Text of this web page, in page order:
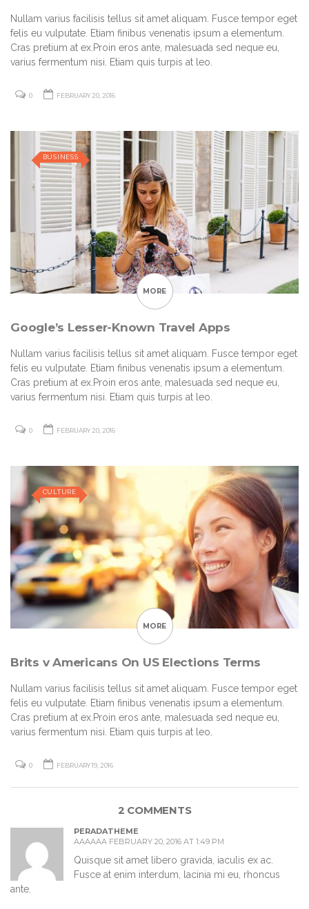
Nullam varius facilisis tellus sit amet aliquam. Fusce tempor eget
felis eu vulputate. Etiam finibus venenatis ipsum a elementum.
Cras pretium at ex.Proin eros ante, malesuada sed neque eu,
varius fermentum nisi. Etiam quis turpis at leo.
0 FEBRUARY 20, 2016
BUSINESS
MORE
Google’s Lesser-Known Travel Apps
Nullam varius facilisis tellus sit amet aliquam. Fusce tempor eget
felis eu vulputate. Etiam finibus venenatis ipsum a elementum.
Cras pretium at ex.Proin eros ante, malesuada sed neque eu,
varius fermentum nisi. Etiam quis turpis at leo.
0 FEBRUARY 20, 2016
CULTURE
MORE
Brits v Americans On US Elections Terms
Nullam varius facilisis tellus sit amet aliquam. Fusce tempor eget
felis eu vulputate. Etiam finibus venenatis ipsum a elementum.
Cras pretium at ex.Proin eros ante, malesuada sed neque eu,
varius fermentum nisi. Etiam quis turpis at leo.
0 FEBRUARY 19, 2016
2 COMMENTS
PERADATHEME
AAAAAA FEBRUARY 20, 2016 AT 1:49 PM
Quisque sit amet libero gravida, iaculis ex ac.
Fusce at enim interdum, lacinia mi eu, rhoncus
ante.